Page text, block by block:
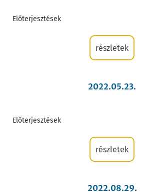
Előterjesztések
részletek
2022.05.23.
Előterjesztések
részletek
2022.08.29.